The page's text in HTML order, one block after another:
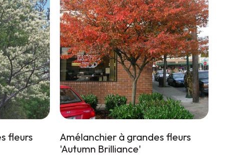
fleurs
Amélanchier à grandes fleurs
'Autumn Brilliance'